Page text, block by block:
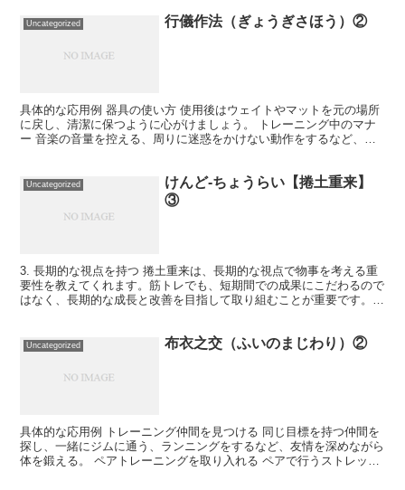
Uncategorized 行儀作法（ぎょうぎさほう）②
具体的な応用例 器具の使い方 使用後はウェイトやマットを元の場所
に戻し、清潔に保つように心がけましょう。 トレーニング中のマナ
ー 音楽の音量を控える、周りに迷惑をかけない動作をするなど、周
Uncategorized
けんど-ちょうらい【捲土重来】
③
3. 長期的な視点を持つ 捲土重来は、長期的な視点で物事を考える重
要性を教えてくれます。筋トレでも、短期間での成果にこだわるので
はなく、長期的な成長と改善を目指して取り組むことが重要です。
Uncategorized 布衣之交（ふいのまじわり）②
具体的な応用例 トレーニング仲間を見つける 同じ目標を持つ仲間を
探し、一緒にジムに通う、ランニングをするなど、友情を深めながら
体を鍛える。 ペアトレーニングを取り入れる ペアで行うストレッチ